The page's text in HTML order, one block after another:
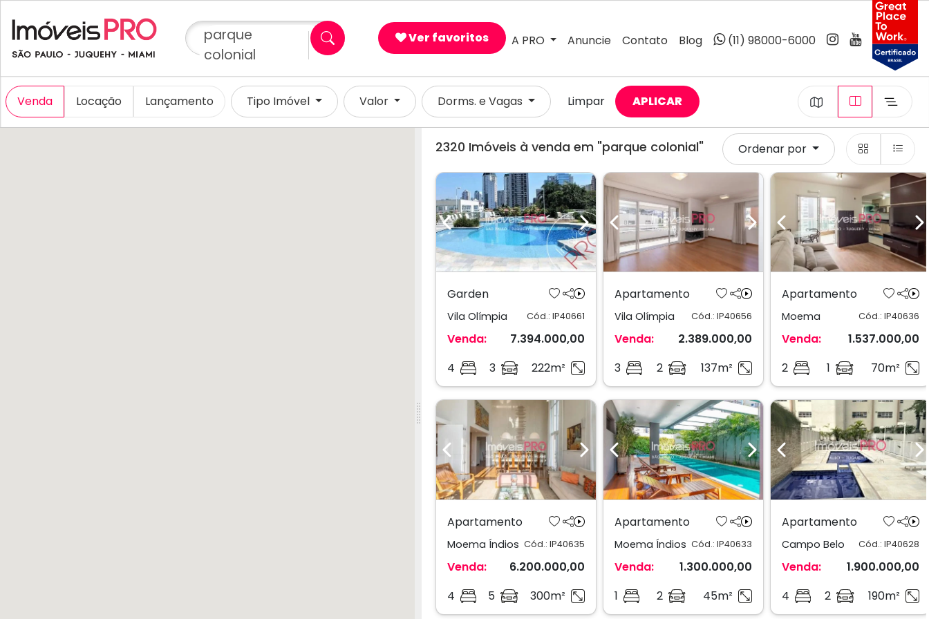
parque
colonial
× Ver favoritos A PRO Anuncie Contato Blog (11) 98000-6000
Venda Locação Lançamento Tipo Imóvel Valor Dorms. e Vagas Limpar APLICAR
2320 Imóveis à venda em "parque colonial" Ordenar por
Previous Next
Garden
Vila Olímpia Cód.: IP40661
Venda:
7.394.000,00
4
3 222m²
Previous Next
Apartamento
Vila Olímpia Cód.: IP40656
Venda:
2.389.000,00
3
2 137m²
Previous
Apartamento
Moema Cód.: IP40636
Venda:
1.537.000,00
2
1 70m²
Previous Next
Apartamento
Moema Índios Cód.: IP40635
Venda:
6.200.000,00
4
5 300m²
Previous Next
Apartamento
Moema Índios Cód.: IP40633
Venda:
1.300.000,00
1
2 45m²
Previous
Apartamento
Campo Belo Cód.: IP40628
Venda:
1.900.000,00
4
2 190m²